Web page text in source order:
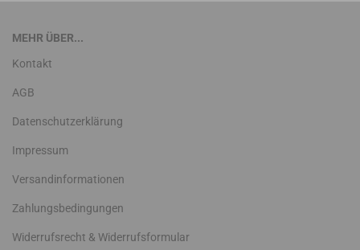
MEHR ÜBER...
Kontakt
AGB
Datenschutzerklärung
Impressum
Versandinformationen
Zahlungsbedingungen
Widerrufsrecht & Widerrufsformular